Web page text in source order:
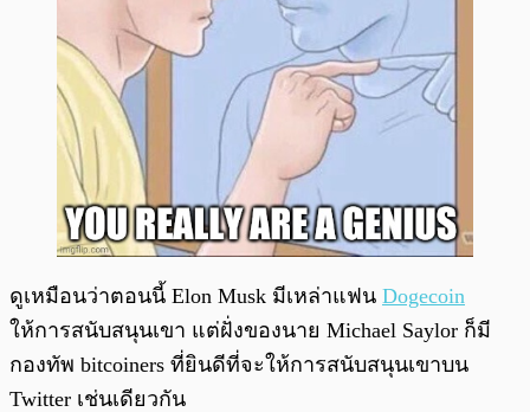
ดูเหมือนว่าตอนนี้ Elon Musk มีเหล่าแฟน Dogecoin
ให้การสนับสนุนเขา แต่ฝั่งของนาย Michael Saylor ก็มี
กองทัพ bitcoiners ที่ยินดีที่จะให้การสนับสนุนเขาบน
Twitter เช่นเดียวกัน